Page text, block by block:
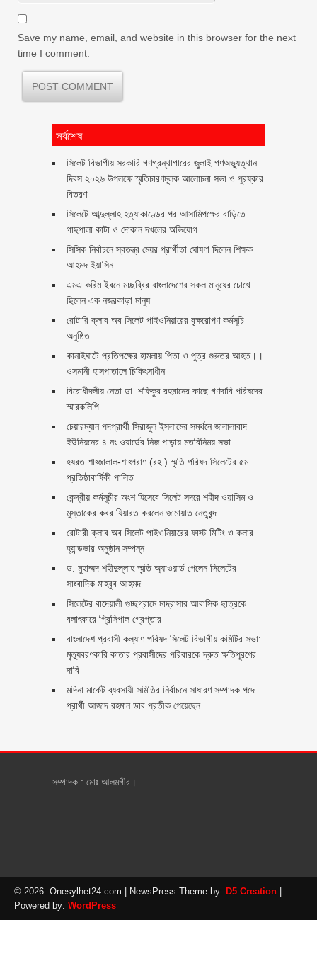
Save my name, email, and website in this browser for the next
time I comment.
সর্বশেষ
সিলেট বিভাগীয় সরকারি গণগ্রন্থাগারের জুলাই গণঅভ্যুত্থান
দিবস ২০২৬ উপলক্ষে স্মৃতিচারণমূলক আলোচনা সভা ও পুরষ্কার
বিতরণ ‎ ‎
সিলেটে আব্দুল্লাহ হত্যাকাণ্ডের পর আসামিপক্ষের বাড়িতে
গাছপালা কাটা ও দোকান দখলের অভিযোগ
সিসিক নির্বাচনে স্বতন্ত্র মেয়র প্রার্থীতা ঘোষণা দিলেন শিক্ষক
আহমদ ইয়াসিন
এমএ করিম ইবনে মচ্ছব্বির বাংলাদেশের সকল মানুষের চোখে
ছিলেন এক নজরকাড়া মানুষ ‎
রোটারি ক্লাব অব সিলেট পাইওনিয়ারের বৃক্ষরোপণ কর্মসূচি
অনুষ্ঠিত
কানাইঘাটে প্রতিপক্ষের হামলায় পিতা ও পুত্র গুরুতর আহত।।
ওসমানী হাসপাতালে চিকিৎসাধীন
বিরোধীদলীয় নেতা ডা. শফিকুর রহমানের কাছে গণদাবি পরিষদের
স্মারকলিপি ‎
চেয়ারম্যান পদপ্রার্থী সিরাজুল ইসলামের সমর্থনে জালালাবাদ
ইউনিয়নের ৪ নং ওয়ার্ডের নিজ পাড়ায় মতবিনিময় সভা
হযরত শাহ্জালাল-শাহ্পরাণ (রহ.) স্মৃতি পরিষদ সিলেটের ৫ম
প্রতিষ্ঠাবার্ষিকী পালিত ‎​
কেন্দ্রীয় কর্মসূচীর অংশ হিসেবে সিলেট সদরে শহীদ ওয়াসিম ও
মুস্তাকের কবর যিয়ারত করলেন জামায়াত নেতৃবৃন্দ ‎
রোটারী ক্লাব অব সিলেট পাইওনিয়ারের ফাস্ট মিটিং ও কলার
হ্যান্ডভার অনুষ্ঠান সম্পন্ন
ড. মুহাম্মদ শহীদুল্লাহ স্মৃতি অ্যাওয়ার্ড পেলেন সিলেটের
সাংবাদিক মাহবুব আহমদ
সিলেটের বাদেয়ালী গুচ্ছগ্রামে মাদ্রাসার আবাসিক ছাত্রকে
বলাৎকারে প্রিন্সিপাল গ্রেপ্তার ‎
বাংলাদেশ প্রবাসী কল্যাণ পরিষদ সিলেট বিভাগীয় কমিটির সভা:
মৃত্যুবরণকারি কাতার প্রবাসীদের পরিবারকে দ্রুত ক্ষতিপূরণের
দাবি
মদিনা মার্কেট ব্যবসায়ী সমিতির নির্বাচনে সাধারণ সম্পাদক পদে
প্রার্থী আজাদ রহমান ডাব প্রতীক পেয়েছেন ‎
সম্পাদক : মোঃ আলমগীর।
© 2026: Onesylhet24.com | NewsPress Theme by: D5 Creation
Powered by: WordPress